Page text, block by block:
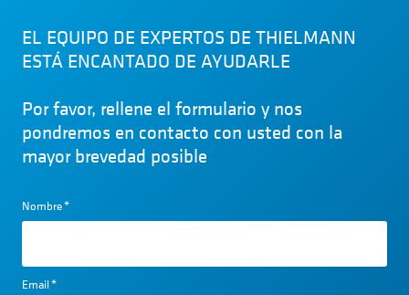
EL EQUIPO DE EXPERTOS DE THIELMANN
ESTÁ ENCANTADO DE AYUDARLE
Por favor, rellene el formulario y nos
pondremos en contacto con usted con la
mayor brevedad posible
Nombre*
Email*